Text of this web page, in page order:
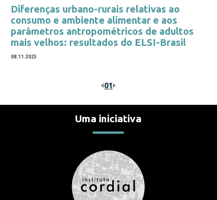
Diferenças urbano-rurais relativas ao
consumo e ambiente alimentar e aos
parâmetros antropométricos de adultos
mais velhos: resultados do ELSI-Brasil
08.11.2023
01
Uma iniciativa